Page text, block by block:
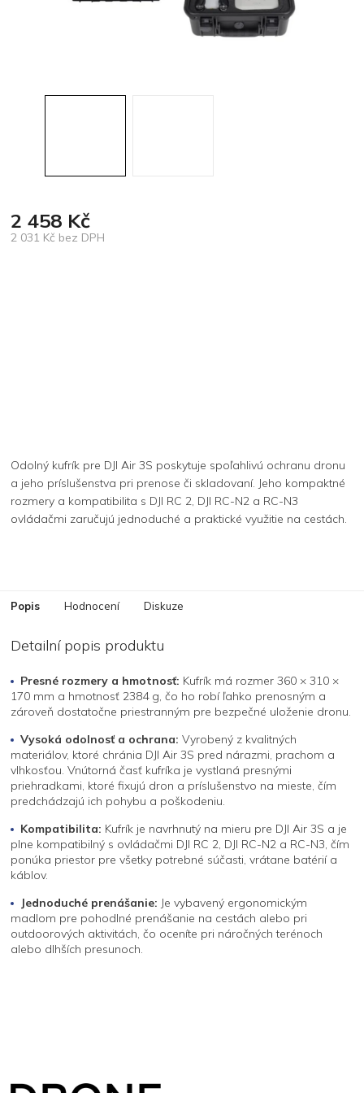
2 458 Kč
2 031 Kč bez DPH
Odolný kufrík pre DJI Air 3S poskytuje spoľahlivú ochranu dronu
a jeho príslušenstva pri prenose či skladovaní. Jeho kompaktné
rozmery a kompatibilita s DJI RC 2, DJI RC-N2 a RC-N3
ovládačmi zaručujú jednoduché a praktické využitie na cestách.
Popis Hodnocení Diskuze
Detailní popis produktu
Presné rozmery a hmotnosť: Kufrík má rozmer 360 × 310 ×
170 mm a hmotnosť 2384 g, čo ho robí ľahko prenosným a
zároveň dostatočne priestranným pre bezpečné uloženie dronu.
Vysoká odolnosť a ochrana: Vyrobený z kvalitných
materiálov, ktoré chránia DJI Air 3S pred nárazmi, prachom a
vlhkosťou. Vnútorná časť kufríka je vystlaná presnými
priehradkami, ktoré fixujú dron a príslušenstvo na mieste, čím
predchádzajú ich pohybu a poškodeniu.
Kompatibilita: Kufrík je navrhnutý na mieru pre DJI Air 3S a je
plne kompatibilný s ovládačmi DJI RC 2, DJI RC-N2 a RC-N3, čím
ponúka priestor pre všetky potrebné súčasti, vrátane batérií a
káblov.
Jednoduché prenášanie: Je vybavený ergonomickým
madlom pre pohodlné prenášanie na cestách alebo pri
outdoorových aktivitách, čo oceníte pri náročných terénoch
alebo dlhších presunoch.